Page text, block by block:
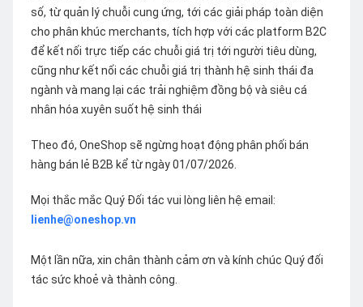
số, từ quản lý chuỗi cung ứng, tới các giải pháp toàn diện
cho phân khúc merchants, tích hợp với các platform B2C
để kết nối trực tiếp các chuỗi giá trị tới người tiêu dùng,
cũng như kết nối các chuỗi giá trị thành hệ sinh thái đa
ngành và mang lại các trải nghiệm đồng bộ và siêu cá
nhân hóa xuyên suốt hệ sinh thái
Theo đó, OneShop sẽ ngừng hoạt động phân phối bán
hàng bán lẻ B2B kể từ ngày 01/07/2026.
Mọi thắc mắc Quý Đối tác vui lòng liên hệ email:
lienhe@oneshop.vn
Một lần nữa, xin chân thành cảm ơn và kính chúc Quý đối
tác sức khoẻ và thành công.